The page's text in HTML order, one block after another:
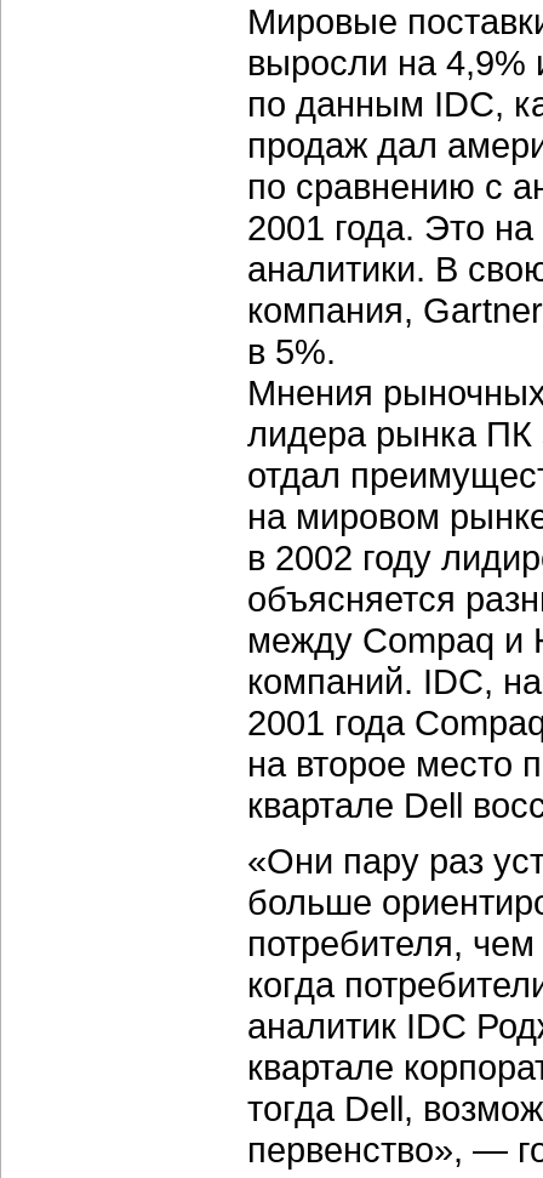
Мировые
выросли на 4,9%
по данным IDC,
продаж дал
по сравнению с
2001 года. Это
аналитики. В
компания,
в 5%.
Мнения
лидера рынка ПК
отдал
на мировом
в 2002 году
объясняется
между Compaq и
компаний. IDC,
2001 года
на второе место
квартале Dell
«Они пару раз
больше
потребителя,
когда
аналитик IDC
квартале
тогда Dell,
первенство», —